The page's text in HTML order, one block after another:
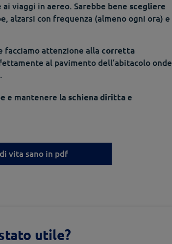
viaggi in aereo. Sarebbe bene scegliere
, alzarsi con frequenza (almeno ogni ora) e
facciamo attenzione alla corretta
al pavimento dell’abitacolo onde
e mantenere la schiena diritta e
vita sano in pdf
utile?